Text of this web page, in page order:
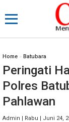
Home » Batubara
Peringati
Polres
Pahlawan
Admin | Rabu | Juni 24,